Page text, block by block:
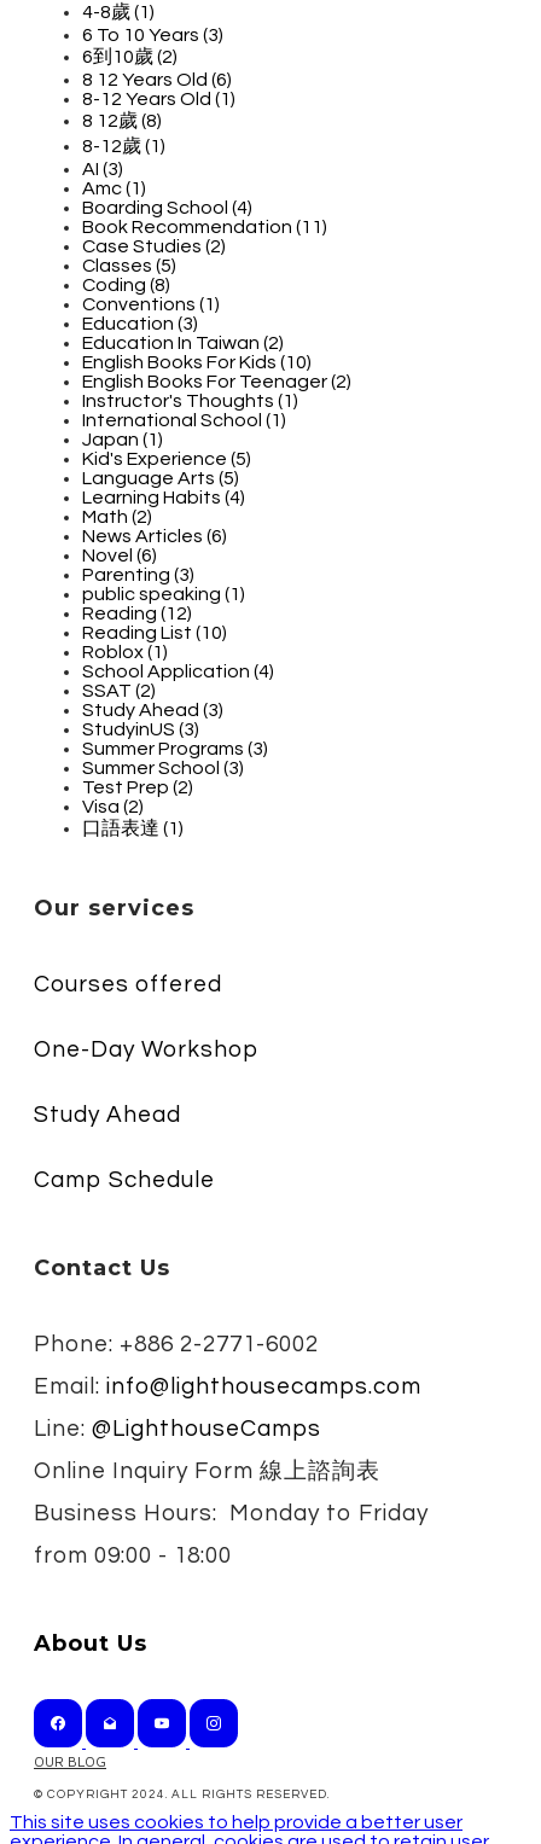
4-8歲 (1)
6 To 10 Years (3)
6到10歲 (2)
8 12 Years Old (6)
8-12 Years Old (1)
8 12歲 (8)
8-12歲 (1)
AI (3)
Amc (1)
Boarding School (4)
Book Recommendation (11)
Case Studies (2)
Classes (5)
Coding (8)
Conventions (1)
Education (3)
Education In Taiwan (2)
English Books For Kids (10)
English Books For Teenager (2)
Instructor's Thoughts (1)
International School (1)
Japan (1)
Kid's Experience (5)
Language Arts (5)
Learning Habits (4)
Math (2)
News Articles (6)
Novel (6)
Parenting (3)
public speaking (1)
Reading (12)
Reading List (10)
Roblox (1)
School Application (4)
SSAT (2)
Study Ahead (3)
StudyinUS (3)
Summer Programs (3)
Summer School (3)
Test Prep (2)
Visa (2)
口語表達 (1)
Our services
Courses offered
One-Day Workshop
Study Ahead
Camp Schedule
Contact Us
Phone: +886 2-2771-6002
Email: info@lighthousecamps.com
Line: @LighthouseCamps
Online Inquiry Form 線上諮詢表
Business Hours: Monday to Friday
from 09:00 - 18:00
About Us
OUR BLOG
© COPYRIGHT 2024. ALL RIGHTS RESERVED.
This site uses cookies to help provide a better user